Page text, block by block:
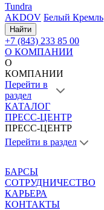
Tundra
AKDOV Белый Кремль
Найти
+7 (843) 233 85 00
О КОМПАНИИ
О
КОМПАНИИ
Перейти в
раздел
КАТАЛОГ
ПРЕСС-ЦЕНТР
ПРЕСС-ЦЕНТР
Перейти в раздел
БАРСЫ
СОТРУДНИЧЕСТВО
КАРЬЕРА
КОНТАКТЫ